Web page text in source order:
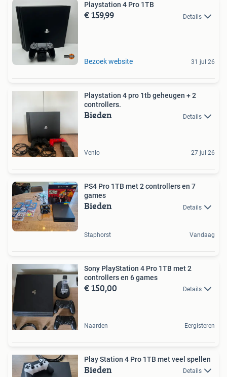
Playstation 4 Pro 1TB
€ 159,99 Details
Bezoek website 31 jul 26
Playstation 4 pro 1tb geheugen + 2
controllers.
Bieden Details
Venlo 27 jul 26
PS4 Pro 1TB met 2 controllers en 7
games
Bieden Details
Staphorst Vandaag
Sony PlayStation 4 Pro 1TB met 2
controllers en 6 games
€ 150,00 Details
Naarden Eergisteren
Play Station 4 Pro 1TB met veel spellen
Bieden Details